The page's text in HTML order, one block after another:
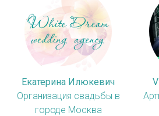
Екатерина Илюкевич
Организация свадьбы в
городе Москва